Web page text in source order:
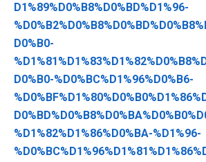
D1%89%D0%B8%D0%BD%D1%96-
D0%B0-
D0%B0-%D0%BC%D1%96%D0%B6-
%D1%82%D1%86%D0%BA-%D1%96-